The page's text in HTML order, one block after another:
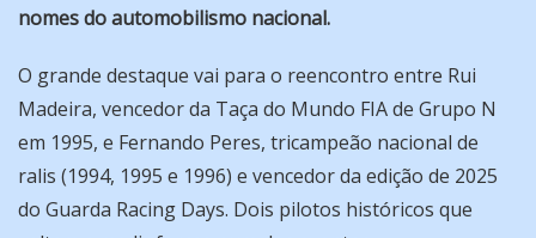
nomes do automobilismo nacional.
O grande destaque vai para o reencontro entre Rui
Madeira, vencedor da Taça do Mundo FIA de Grupo N
em 1995, e Fernando Peres, tricampeão nacional de
ralis (1994, 1995 e 1996) e vencedor da edição de 2025
do Guarda Racing Days. Dois pilotos históricos que